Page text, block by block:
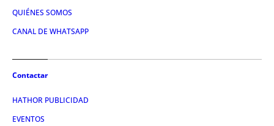
QUIÉNES SOMOS
CANAL DE WHATSAPP
Contactar
HATHOR PUBLICIDAD
EVENTOS